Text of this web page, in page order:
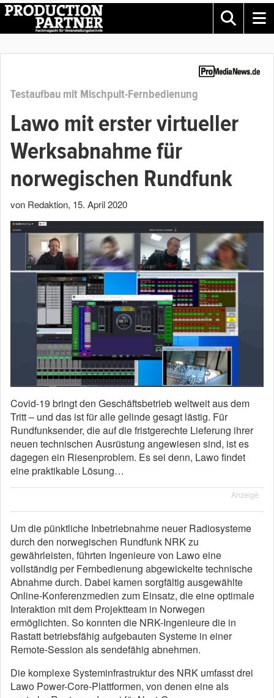
Testaufbau mit Mischpult-Fernbedienung
Lawo mit erster virtueller
Werksabnahme für
norwegischen Rundfunk
von Redaktion, 15. April 2020
Covid-19 bringt den Geschäftsbetrieb weltweit aus dem
Tritt – und das ist für alle gelinde gesagt lästig. Für
Rundfunksender, die auf die fristgerechte Lieferung ihrer
neuen technischen Ausrüstung angewiesen sind, ist es
dagegen ein Riesenproblem. Es sei denn, Lawo findet
eine praktikable Lösung…
Anzeige
Um die pünktliche Inbetriebnahme neuer Radiosysteme
durch den norwegischen Rundfunk NRK zu
gewährleisten, führten Ingenieure von Lawo eine
vollständig per Fernbedienung abgewickelte technische
Abnahme durch. Dabei kamen sorgfältig ausgewählte
Online-Konferenzmedien zum Einsatz, die eine optimale
Interaktion mit dem Projektteam in Norwegen
ermöglichten. So konnten die NRK-Ingenieure die in
Rastatt betriebsfähig aufgebauten Systeme in einer
Remote-Session als sendefähig abnehmen.
Die komplexe Systeminfrastruktur des NRK umfasst drei
Lawo Power-Core-Plattformen, von denen eine als